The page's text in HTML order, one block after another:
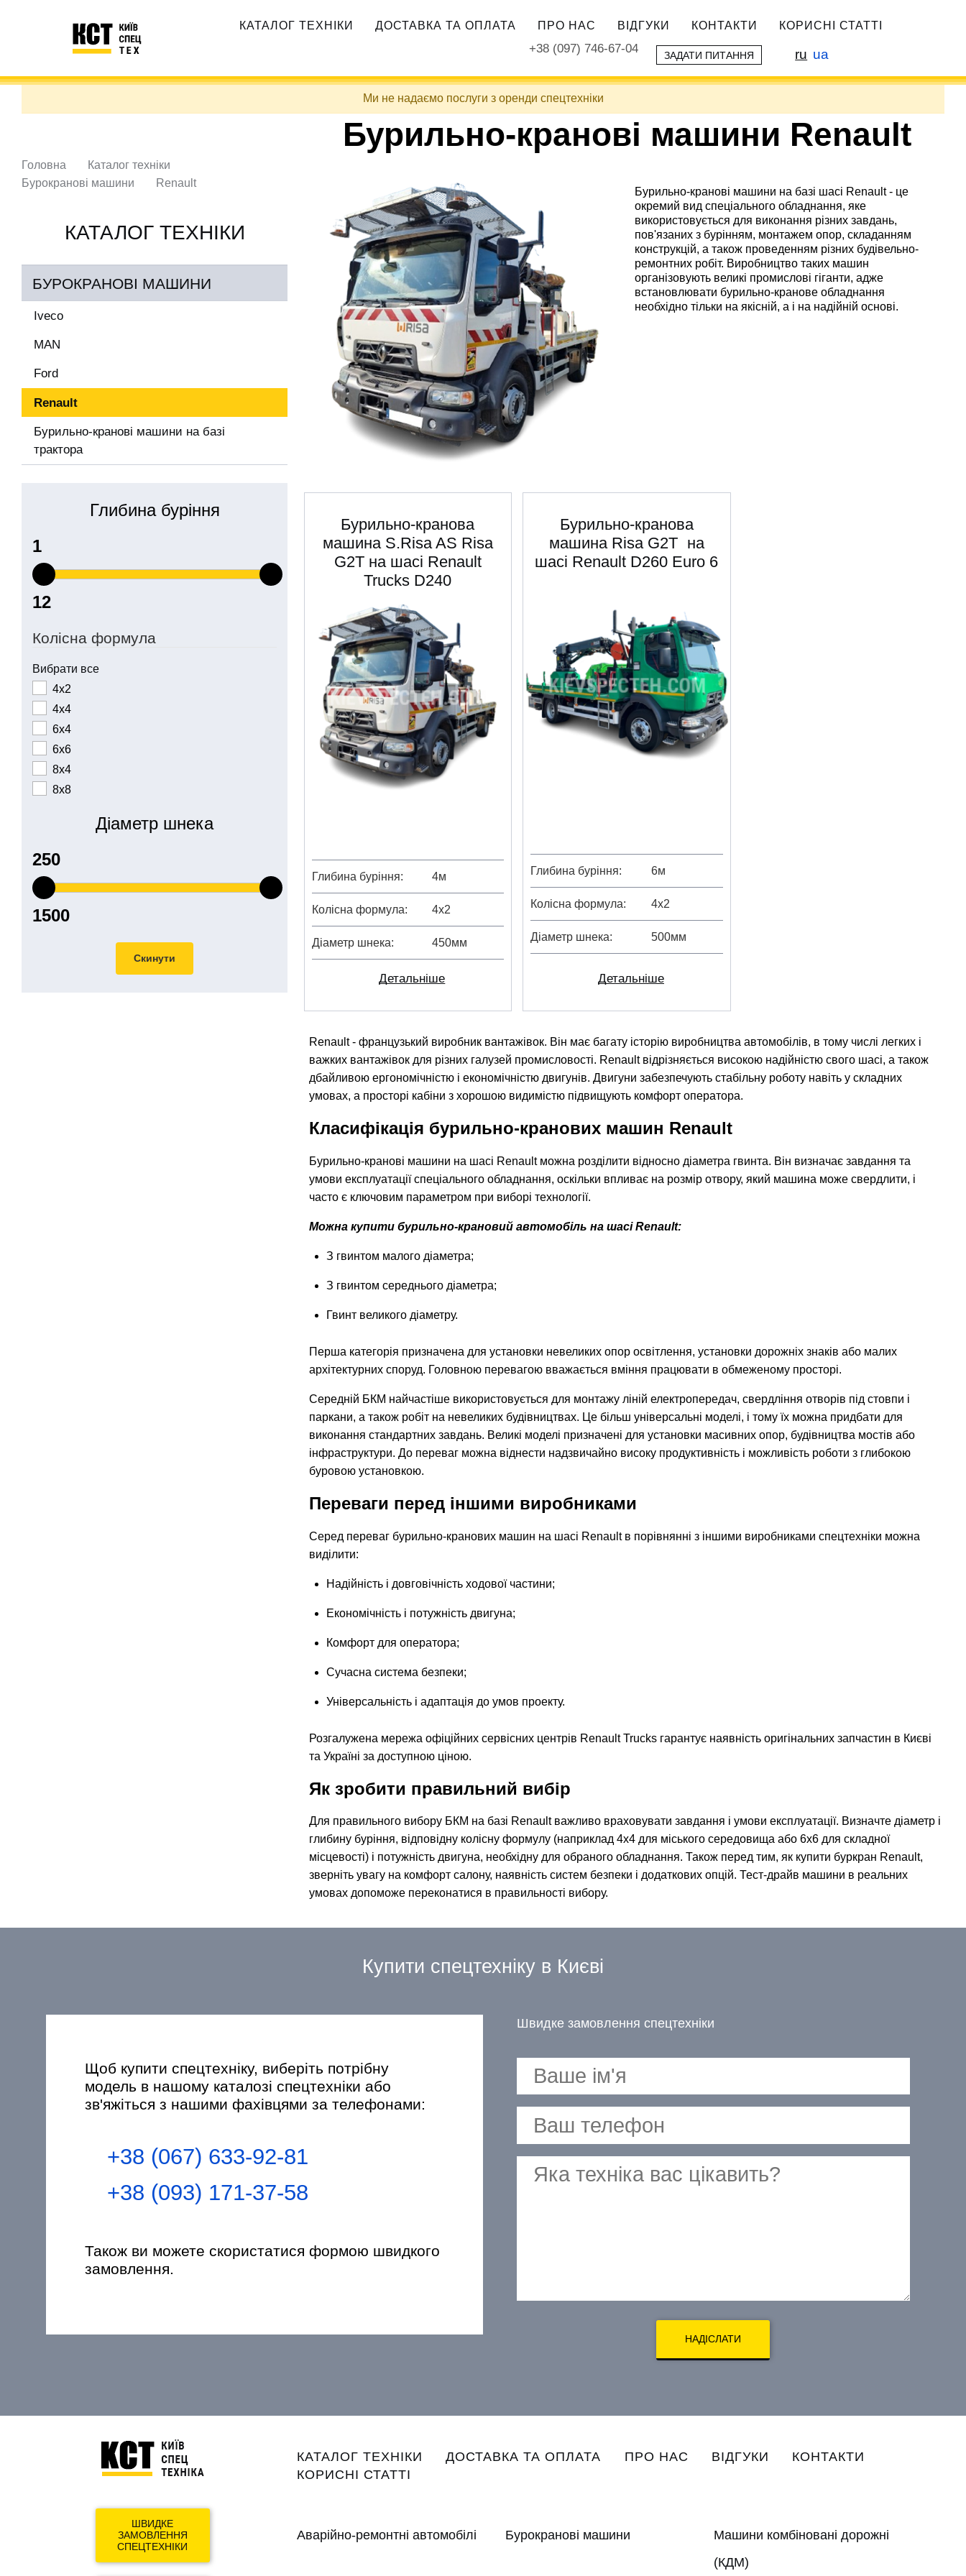
навигация
КАТАЛОГ ТЕХНІКИ ДОСТАВКА ТА ОПЛАТА ПРО НАС ВІДГУКИ КОНТАКТИ КОРИСНІ СТАТТІ
+38 (097) 746-67-04 ЗАДАТИ ПИТАННЯ ru ua
Ми не надаємо послуги з оренди спецтехніки
Бурильно-кранові машини Renault
Бурильно-кранові машини на базі шасі Renault - це
окремий вид спеціального обладнання, яке
використовується для виконання різних завдань,
пов'язаних з бурінням, монтажем опор, складанням
конструкцій, а також проведенням різних будівельно-
ремонтних робіт. Виробництво таких машин
організовують великі промислові гіганти, адже
встановлювати бурильно-кранове обладнання
необхідно тільки на якісній, а і на надійній основі.
Бурильно-кранова
машина S.Risa AS Risa
G2T на шасі Renault
Trucks D240
Глибина буріння 4м
Колісна формула 4х2
Діаметр шнека 450мм
Детальніше
Бурильно-кранова
машина Risa G2T на
шасі Renault D260 Euro 6
Глибина буріння 6м
Колісна формула 4х2
Діаметр шнека 500мм
Детальніше
Renault - французький виробник вантажівок. Він має багату історію виробництва автомобілів, в тому числі легких і
важких вантажівок для різних галузей промисловості. Renault відрізняється високою надійністю свого шасі, а також
дбайливою ергономічністю і економічністю двигунів. Двигуни забезпечують стабільну роботу навіть у складних
умовах, а просторі кабіни з хорошою видимістю підвищують комфорт оператора.
Класифікація бурильно-кранових машин Renault
Бурильно-кранові машини на шасі Renault можна розділити відносно діаметра гвинта. Він визначає завдання та
умови експлуатації спеціального обладнання, оскільки впливає на розмір отвору, який машина може свердлити, і
часто є ключовим параметром при виборі технології.
Можна купити бурильно-крановий автомобіль на шасі Renault:
З гвинтом малого діаметра;
З гвинтом середнього діаметра;
Гвинт великого діаметру.
Перша категорія призначена для установки невеликих опор освітлення, установки дорожніх знаків або малих
архітектурних споруд. Головною перевагою вважається вміння працювати в обмеженому просторі.
Середній БКМ найчастіше використовується для монтажу ліній електропередач, свердління отворів під стовпи і
паркани, а також робіт на невеликих будівництвах. Це більш універсальні моделі, і тому їх можна придбати для
виконання стандартних завдань. Великі моделі призначені для установки масивних опор, будівництва мостів або
інфраструктури. До переваг можна віднести надзвичайно високу продуктивність і можливість роботи з глибокою
буровою установкою.
Переваги перед іншими виробниками
Серед переваг бурильно-кранових машин на шасі Renault в порівнянні з іншими виробниками спецтехніки можна
виділити:
Надійність і довговічність ходової частини;
Економічність і потужність двигуна;
Комфорт для оператора;
Сучасна система безпеки;
Універсальність і адаптація до умов проекту.
Розгалужена мережа офіційних сервісних центрів Renault Trucks гарантує наявність оригінальних запчастин в Києві
та Україні за доступною ціною.
Як зробити правильний вибір
Для правильного вибору БКМ на базі Renault важливо враховувати завдання і умови експлуатації. Визначте діаметр і
глибину буріння, відповідну колісну формулу (наприклад 4х4 для міського середовища або 6х6 для складної
місцевості) і потужність двигуна, необхідну для обраного обладнання. Також перед тим, як купити буркран Renault,
зверніть увагу на комфорт салону, наявність систем безпеки і додаткових опцій. Тест-драйв машини в реальних
умовах допоможе переконатися в правильності вибору.
Головна
Каталог техніки
Бурокранові машини
Renault
КАТАЛОГ ТЕХНІКИ
БУРОКРАНОВІ МАШИНИ
Iveco
MAN
Ford
Renault
Бурильно-кранові машини на базі
трактора
Глибина буріння
Колісна формула
Вибрати все
4х2
4х4
6х4
6х6
8х4
8х8
Діаметр шнека
Скинути
Купити спецтехніку в Києві
Щоб купити спецтехніку, виберіть потрібну
модель в нашому каталозі спецтехніки або
зв'яжіться з нашими фахівцями за телефонами:
+38 (067) 633-92-81
+38 (093) 171-37-58
Також ви можете скористатися формою швидкого
замовлення.
Швидке замовлення спецтехніки
НАДІСЛАТИ
ШВИДКЕ
ЗАМОВЛЕННЯ
СПЕЦТЕХНІКИ
Main
navigation
КАТАЛОГ ТЕХНІКИ ДОСТАВКА ТА ОПЛАТА ПРО НАС ВІДГУКИ
КОНТАКТИ
КОРИСНІ СТАТТІ
Аварійно-ремонтні автомобілі Бурокранові машини
Машини комбіновані дорожні
(КДМ)